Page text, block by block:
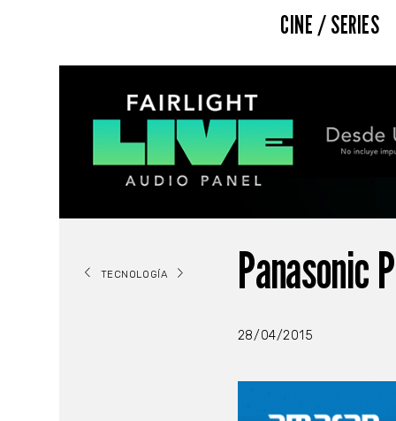
CINE / SERIES
TECNOLOGÍA Panasonic
28/04/2015